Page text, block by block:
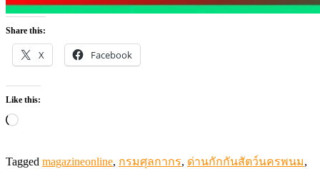
Share this:
X Facebook
Like this:
Loading…
Tagged magazineonline, กรมศุลกากร, ด่านกักกันสัตว์นครพนม,